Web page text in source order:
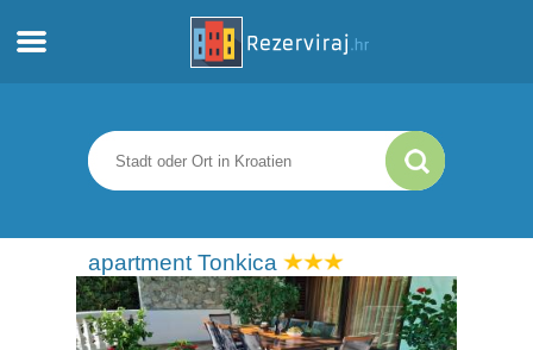
Apartments
Touristeninformation
Strände
apartment Tonkica